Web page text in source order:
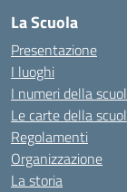
La Scuola
Presentazione
I luoghi
I numeri della
Le carte della
Regolamenti
Organizzazione
La storia